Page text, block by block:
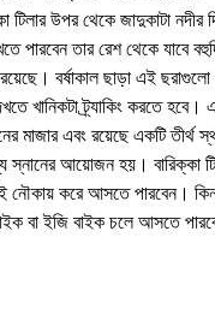
টিলার উপর থেকে জাদুকাটা নদীর
পারবেন তার রেশ থেকে যাবে
রয়েছে। বর্ষাকাল ছাড়া এই ছরাগুলো
খানিকটা ট্র্যাকিং করতে হবে।
মাজার এবং রয়েছে একটি তীর্থ
স্নানের আয়োজন হয়। বারিক্কা
নৌকায় করে আসতে পারবেন।
বা ইজি বাইক চলে আসতে